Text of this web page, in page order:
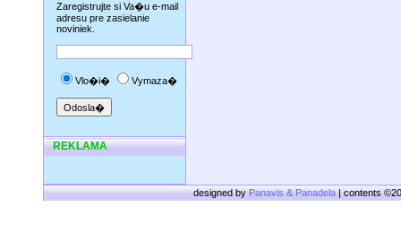
Zaregistrujte si Va�u e-mail
adresu pre zasielanie
noviniek.
Vlo�i� Vymaza�
REKLAMA
designed byPanavis & Panadela| contents